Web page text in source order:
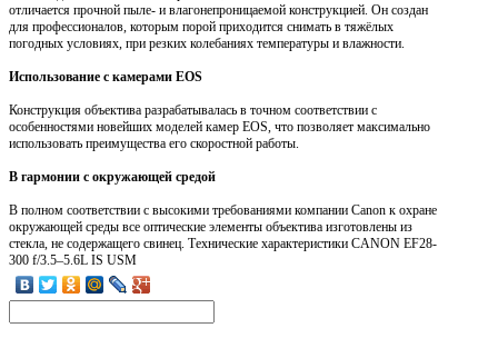
отличается прочной пыле- и влагонепроницаемой конструкцией. Он создан
для профессионалов, которым порой приходится снимать в тяжёлых
погодных условиях, при резких колебаниях температуры и влажности.
Использование с камерами EOS
Конструкция объектива разрабатывалась в точном соответствии с
особенностями новейших моделей камер EOS, что позволяет максимально
использовать преимущества его скоростной работы.
В гармонии с окружающей средой
В полном соответствии с высокими требованиями компании Canon к охране
окружающей среды все оптические элементы объектива изготовлены из
стекла, не содержащего свинец. Технические характеристики CANON EF28-
300 f/3.5–5.6L IS USM